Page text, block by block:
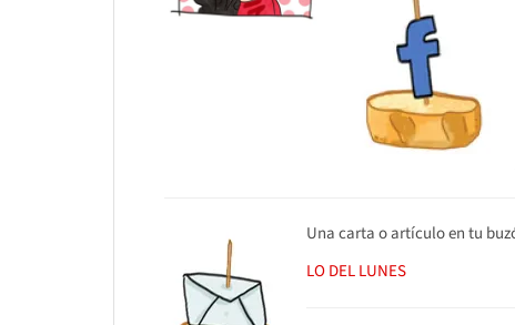
Una carta o artículo en tu
LO DEL LUNES